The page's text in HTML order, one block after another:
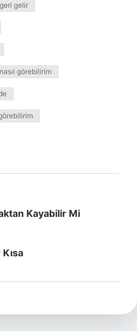
gelir
görebilirim
Kayabilir Mi